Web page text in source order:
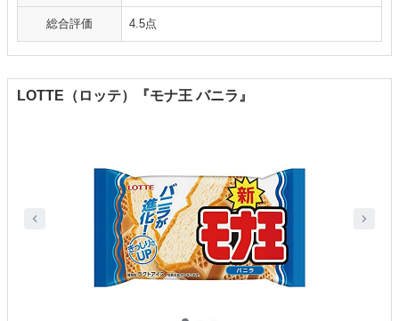
総合評価 4.5点
LOTTE（ロッテ）『モナ王 バニラ』